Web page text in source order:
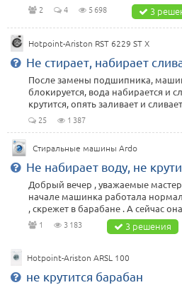
2 4 5 698 3
Hotpoint-Ariston RST 6229 ST X
Не стирает, набирает
После замены подшипника,
блокируется, вода набирается и
крутится, опять заливает и
25 1 387
Стиральные машины Ardo
Не набирает воду, не
Добрый вечер , уважаемые
начале машинка работала
, скрежет в барабане . А сейчас
1 3 183 3 решения
Hotpoint-Ariston ARSL 100
не крутится барабан